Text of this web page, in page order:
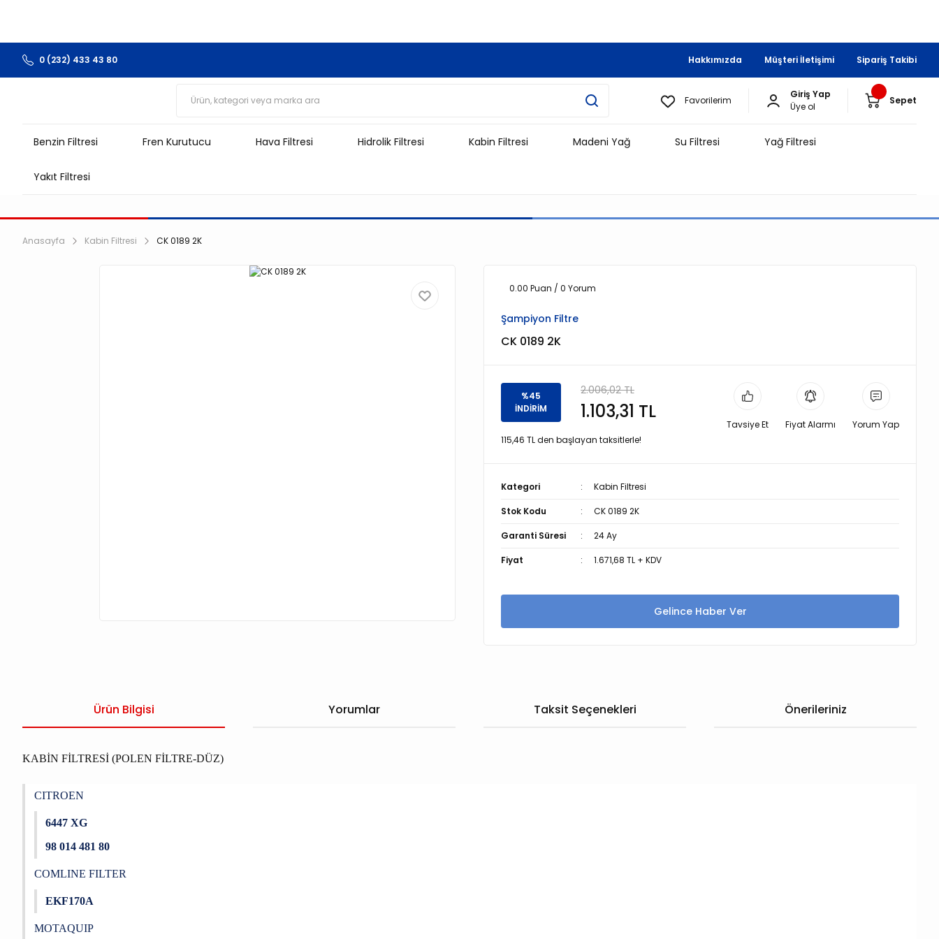
0 (232) 433 43 80 Hakkımızda Müşteri İletişimi Sipariş Takibi
Favorilerim
Giriş Yap
Üye ol
Sepet
Benzin Filtresi Fren Kurutucu Hava Filtresi Hidrolik Filtresi Kabin Filtresi Madeni Yağ Su Filtresi Yağ Filtresi
Yakıt Filtresi
Anasayfa Kabin Filtresi CK 0189 2K
0.00 Puan / 0 Yorum
Şampiyon Filtre
CK 0189 2K
%45
İNDİRİM
2.006,02 TL
1.103,31 TL
115,46 TL den başlayan taksitlerle!
Tavsiye Et Fiyat Alarmı Yorum Yap
Kategori Kabin Filtresi
Stok Kodu CK 0189 2K
Garanti Süresi 24 Ay
Fiyat 1.671,68 TL + KDV
Gelince Haber Ver
Ürün Bilgisi Yorumlar Taksit Seçenekleri Önerileriniz
KABİN FİLTRESİ (POLEN FİLTRE-DÜZ)
CITROEN
6447 XG
98 014 481 80
COMLINE FILTER
EKF170A
MOTAQUIP